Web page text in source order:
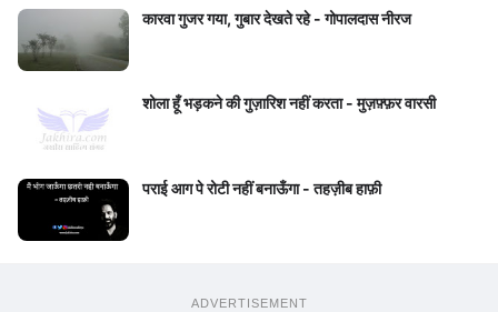
कारवा गुजर गया, गुबार देखते रहे - गोपालदास नीरज
शोला हूँ भड़कने की गुज़ारिश नहीं करता - मुज़फ़्फ़र वारसी
पराई आग पे रोटी नहीं बनाऊँगा - तहज़ीब हाफ़ी
ADVERTISEMENT